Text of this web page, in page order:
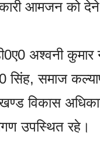
आमजन को
अश्वनी कुमार
सिंह, समाज
विकास
उपस्थित रहे।